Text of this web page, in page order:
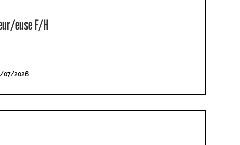
euse F/H
07/2026